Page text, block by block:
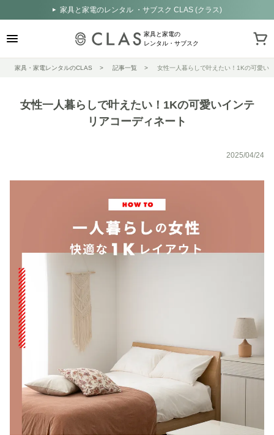
家具と家電のレンタル ・サブスク CLAS (クラス)
家具と家電の
レンタル・サブスク
家具・家電レンタルのCLAS 記事一覧 女性一人暮らしで叶えたい！1Kの可愛い
女性一人暮らしで叶えたい！1Kの可愛いインテ
リアコーディネート
2025/04/24